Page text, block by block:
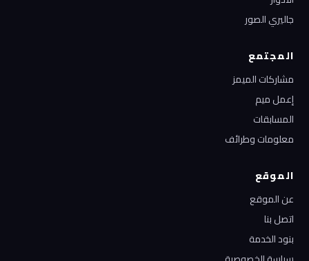
جاليري الصور
المجتمع
مشاركات الميمز
إعمل ميم
المسابقات
معلومات وطرائف
الموقع
عن الموقع
اتصل بنا
بنود الخدمة